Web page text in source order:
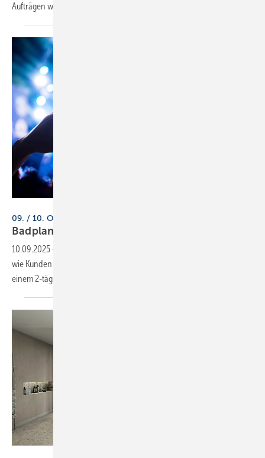
Aufträgen wichtig. Rolf Leicher beschreibt, was drinstehen
09. / 10. Oktober 2025, Rödinghausen
Badplanung: So werden Kunden zu
10.09.2025 -
wie Kunden zu echten Fans werden, vermittelt Dein Creativ Lab in
einem 2-tägigen